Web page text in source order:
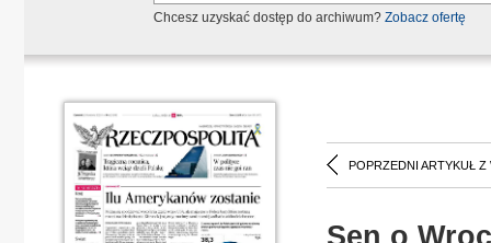
Chcesz uzyskać dostęp do archiwum? Zobacz ofertę
POPRZEDNI ARTYKUŁ Z
Sen o